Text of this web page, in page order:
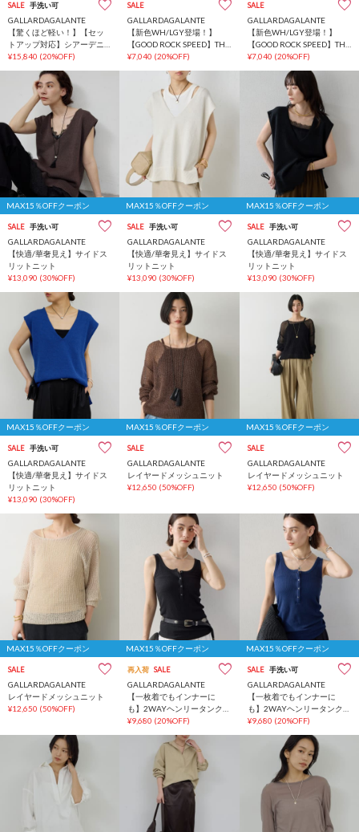
SALE 手洗い可
GALLARDAGALANTE
【驚くほど軽い！】【セッ
トアップ対応】シアーデニ
ムシャツ
¥15,840 (20%OFF)
SALE
GALLARDAGALANTE
【新色WH/LGY登場！】
【GOOD ROCK SPEED】THE
CITY ロゴTee／別注
¥7,040 (20%OFF)
SALE
GALLARDAGALANTE
【新色WH/LGY登場！】
【GOOD ROCK SPEED】THE
CITY ロゴTee／別注
¥7,040 (20%OFF)
MAX15％OFFクーポン
SALE 手洗い可
GALLARDAGALANTE
【快適/華奢見え】サイドス
リットニット
¥13,090 (30%OFF)
MAX15％OFFクーポン
SALE 手洗い可
GALLARDAGALANTE
【快適/華奢見え】サイドス
リットニット
¥13,090 (30%OFF)
MAX15％OFFクーポン
SALE 手洗い可
GALLARDAGALANTE
【快適/華奢見え】サイドス
リットニット
¥13,090 (30%OFF)
MAX15％OFFクーポン
SALE 手洗い可
GALLARDAGALANTE
【快適/華奢見え】サイドス
リットニット
¥13,090 (30%OFF)
MAX15％OFFクーポン
SALE
GALLARDAGALANTE
レイヤードメッシュニット
¥12,650 (50%OFF)
MAX15％OFFクーポン
SALE
GALLARDAGALANTE
レイヤードメッシュニット
¥12,650 (50%OFF)
MAX15％OFFクーポン
SALE
GALLARDAGALANTE
レイヤードメッシュニット
¥12,650 (50%OFF)
MAX15％OFFクーポン
再入荷 SALE
GALLARDAGALANTE
【一枚着でもインナーに
も】2WAYヘンリータンクト
ップ
¥9,680 (20%OFF)
MAX15％OFFクーポン
SALE 手洗い可
GALLARDAGALANTE
【一枚着でもインナーに
も】2WAYヘンリータンクト
ップ
¥9,680 (20%OFF)